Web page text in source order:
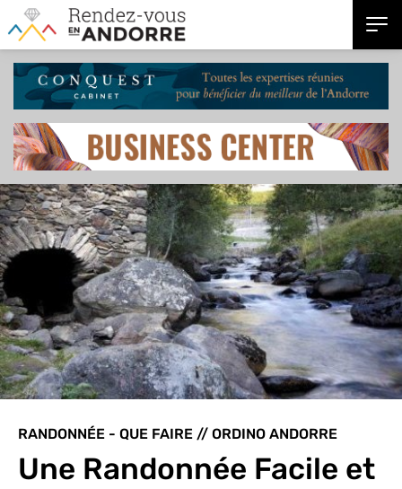
RANDONNÉE - QUE FAIRE // ORDINO ANDORRE
Une Randonnée Facile et